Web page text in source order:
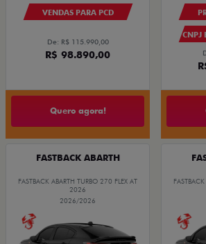
VENDAS PARA PCD
De: R$ 115.990,00
R$ 98.890,00
Quero agora!
CNPJ
FASTBACK ABARTH
FASTBACK ABARTH TURBO 270 FLEX AT
2026
2026/2026